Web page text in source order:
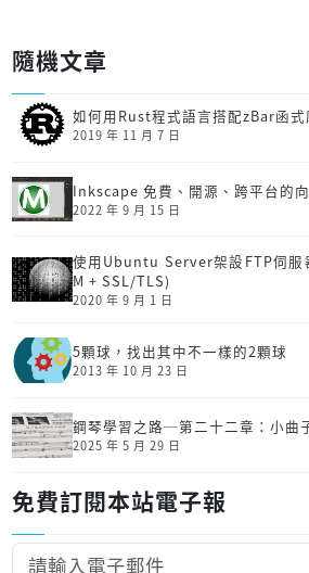
隨機文章
如何用Rust程式語言搭配zBar函式
2019 年 11 月 7 日
Inkscape 免費、開源、跨平台的
2022 年 9 月 15 日
使用Ubuntu Server架設FTP伺
M + SSL/TLS)
2020 年 9 月 1 日
5顆球，找出其中不一樣的2顆球
2013 年 10 月 23 日
鋼琴學習之路─第二十二章：小曲
2025 年 5 月 29 日
免費訂閱本站電子報